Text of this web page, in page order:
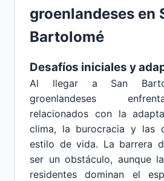
groenlandeses en
Bartolomé
Desafíos iniciales y
Al llegar a San
groenlandeses
relacionados con la
clima, la burocracia y las
estilo de vida. La barrera
ser un obstáculo, aunque
residentes dominan el